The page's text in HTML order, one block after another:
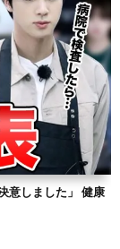
意しました」 健康